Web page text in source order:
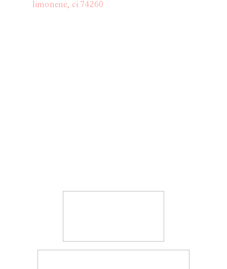
limonene, ci 74260